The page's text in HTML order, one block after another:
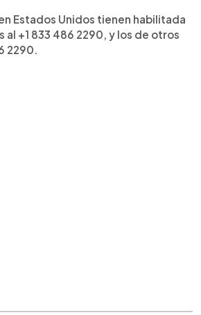
Estados Unidos tienen habilitada
al +1 833 486 2290, y los de otros
2290.